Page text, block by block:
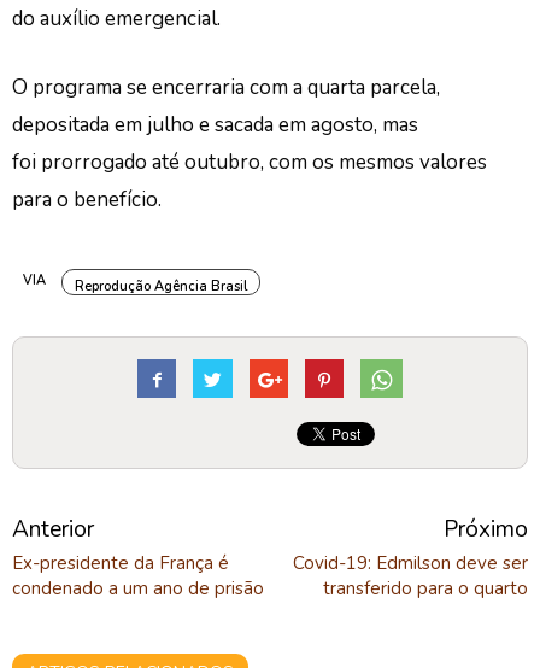
do auxílio emergencial.
O programa se encerraria com a quarta parcela,
depositada em julho e sacada em agosto, mas
foi prorrogado até outubro, com os mesmos valores
para o benefício.
VIA Reprodução Agência Brasil
Anterior
Ex-presidente da França é
condenado a um ano de prisão
Próximo
Covid-19: Edmilson deve ser
transferido para o quarto